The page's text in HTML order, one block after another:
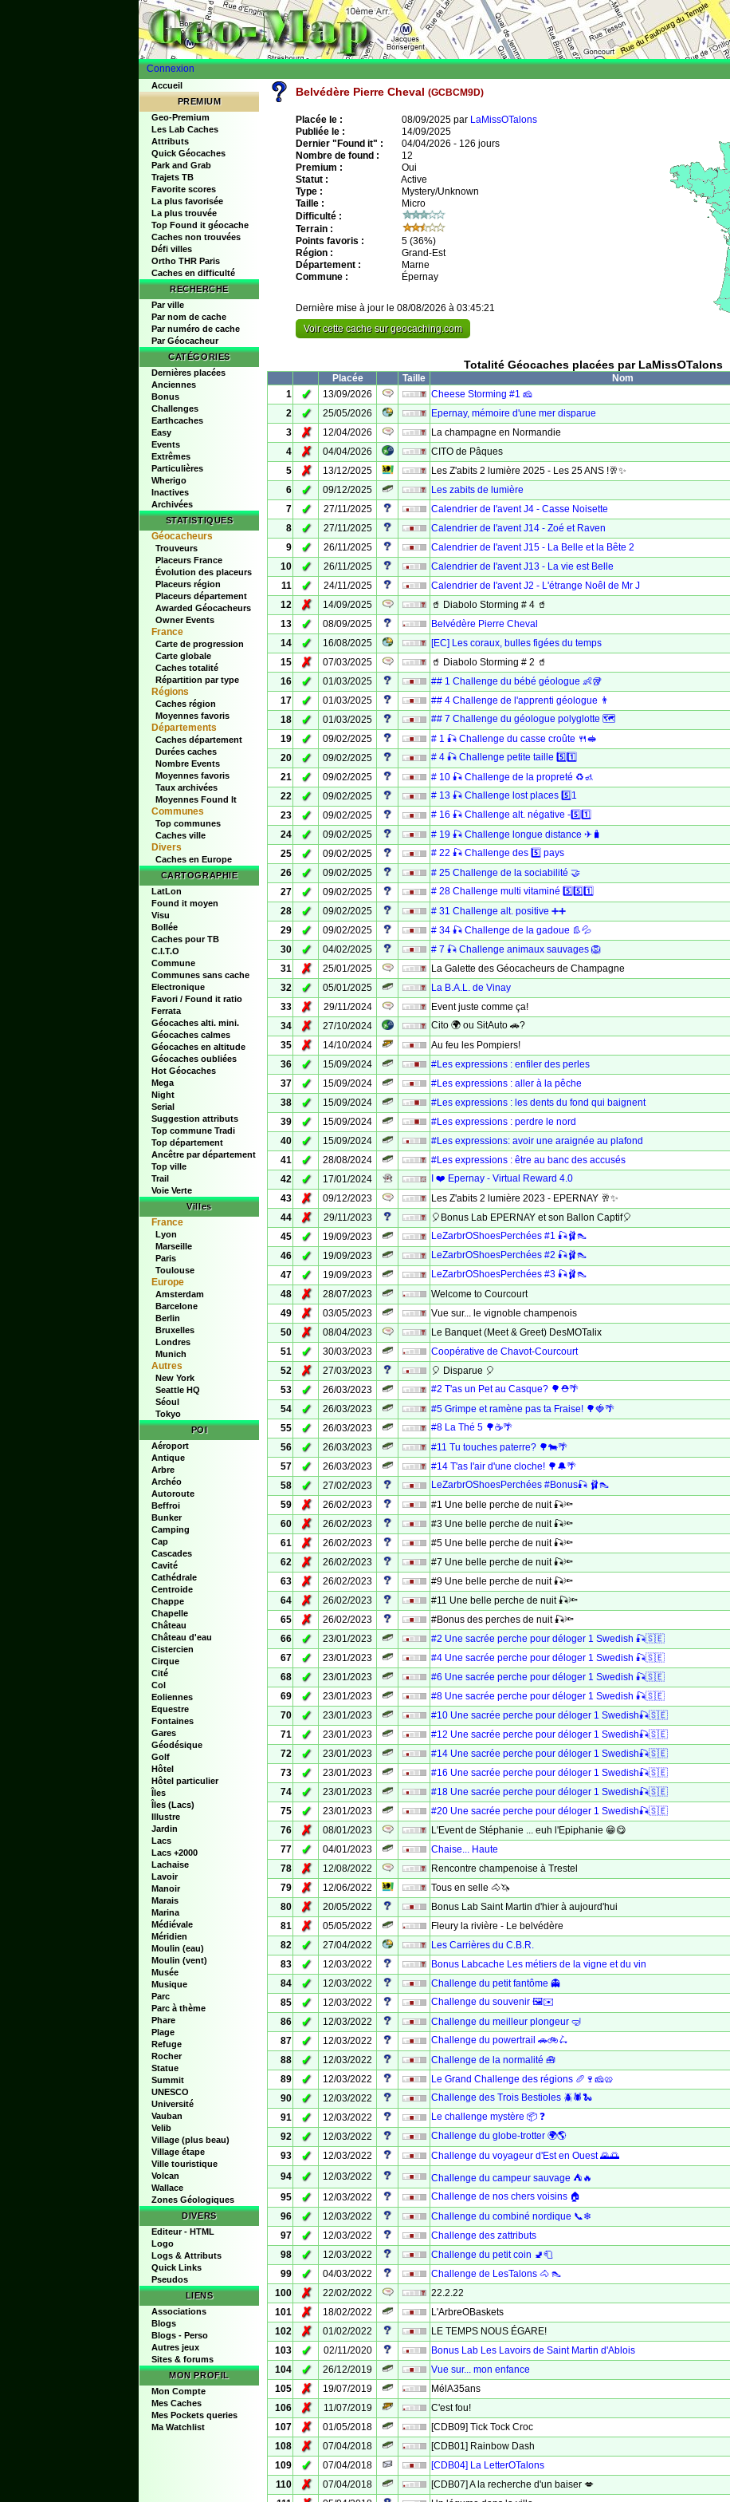
Connexion
Accueil
PREMIUM
Geo-Premium
Les Lab Caches
Attributs
Quick Géocaches
Park and Grab
Trajets TB
Favorite scores
La plus favorisée
La plus trouvée
Top Found it géocache
Caches non trouvées
Défi villes
Ortho THR Paris
Caches en difficulté
RECHERCHE
Par ville
Par nom de cache
Par numéro de cache
Par Géocacheur
CATÉGORIES
Dernières placées
Anciennes
Bonus
Challenges
Earthcaches
Easy
Events
Extrêmes
Particulières
Wherigo
Inactives
Archivées
STATISTIQUES
Géocacheurs
Trouveurs
Placeurs France
Évolution des placeurs
Placeurs région
Placeurs département
Awarded Géocacheurs
Owner Events
France
Carte de progression
Carte globale
Caches totalité
Répartition par type
Régions
Caches région
Moyennes favoris
Départements
Caches département
Durées caches
Nombre Events
Moyennes favoris
Taux archivées
Moyennes Found It
Communes
Top communes
Caches ville
Divers
Caches en Europe
CARTOGRAPHIE
LatLon
Found it moyen
Visu
Bollée
Caches pour TB
C.I.T.O
Commune
Communes sans cache
Electronique
Favori / Found it ratio
Ferrata
Géocaches alti. mini.
Géocaches calmes
Géocaches en altitude
Géocaches oubliées
Hot Géocaches
Mega
Night
Serial
Suggestion attributs
Top commune Tradi
Top département
Ancêtre par département
Top ville
Trail
Voie Verte
Villes
France
Lyon
Marseille
Paris
Toulouse
Europe
Amsterdam
Barcelone
Berlin
Bruxelles
Londres
Munich
Autres
New York
Seattle HQ
Séoul
Tokyo
POI
Aéroport
Antique
Arbre
Archéo
Autoroute
Beffroi
Bunker
Camping
Cap
Cascades
Cavité
Cathédrale
Centroide
Chappe
Chapelle
Château
Château d'eau
Cistercien
Cirque
Cité
Col
Eoliennes
Equestre
Fontaines
Gares
Géodésique
Golf
Hôtel
Hôtel particulier
Îles
Îles (Lacs)
Illustre
Jardin
Lacs
Lacs +2000
Lachaise
Lavoir
Manoir
Marais
Marina
Médiévale
Méridien
Moulin (eau)
Moulin (vent)
Musée
Musique
Parc
Parc à thème
Phare
Plage
Refuge
Rocher
Statue
Summit
UNESCO
Université
Vauban
Velib
Village (plus beau)
Village étape
Ville touristique
Volcan
Wallace
Zones Géologiques
DIVERS
Editeur - HTML
Logo
Logs & Attributs
Quick Links
Pseudos
LIENS
Associations
Blogs
Blogs - Perso
Autres jeux
Sites & forums
MON PROFIL
Mon Compte
Mes Caches
Mes Pockets queries
Ma Watchlist
Belvédère Pierre Cheval (GCBCM9D)
Placée le : 08/09/2025 par LaMissOTalons
Publiée le :
14/09/2025
Dernier "Found it" :
04/04/2026 - 126 jours
Nombre de found :
12
Premium :
Oui
Statut :
Active
Type :
Mystery/Unknown
Taille :
Micro
Difficulté :
Terrain :
Points favoris :
5 (36%)
Région :
Grand-Est
Département :
Marne
Commune :
Épernay
Dernière mise à jour le 08/08/2026 à 03:45:21
Voir cette cache sur geocaching.com
Totalité Géocaches placées par LaMissOTalons
Placée Taille Nom
1
✓ 13/09/2026
Cheese Storming #1 🧀
2
✓ 25/05/2026
Epernay, mémoire d'une mer disparue
3
✗ 12/04/2026
La champagne en Normandie
4
✗ 04/04/2026
CITO de Pâques
5
✗ 13/12/2025
Les Z'abits 2 lumière 2025 - Les 25 ANS !🥂✨
6
✓ 09/12/2025
Les zabits de lumière
7
✓ 27/11/2025
Calendrier de l'avent J4 - Casse Noisette
8
✓ 27/11/2025
Calendrier de l'avent J14 - Zoé et Raven
9
✓ 26/11/2025
Calendrier de l'avent J15 - La Belle et la Bête 2
10
✓ 26/11/2025
Calendrier de l'avent J13 - La vie est Belle
11
✓ 24/11/2025
Calendrier de l'avent J2 - L'étrange Noêl de Mr J
12
✗ 14/09/2025
🥤 Diabolo Storming # 4 🥤
13
✓ 08/09/2025
Belvédère Pierre Cheval
14
✓ 16/08/2025
[EC] Les coraux, bulles figées du temps
15
✗ 07/03/2025
🥤 Diabolo Storming # 2 🥤
16
✓ 01/03/2025
## 1 Challenge du bébé géologue 👶🥡
17
✓ 01/03/2025
## 4 Challenge de l'apprenti géologue 👨
18
✓ 01/03/2025
## 7 Challenge du géologue polyglotte 🗺
19
✓ 09/02/2025
# 1 🎣 Challenge du casse croûte 🍴🥪
20
✓ 09/02/2025
# 4 🎣 Challenge petite taille 5️⃣1️⃣
21
✓ 09/02/2025
# 10 🎣 Challenge de la propreté ♻🚮
22
✓ 09/02/2025
# 13 🎣 Challenge lost places 5️⃣1️
23
✓ 09/02/2025
# 16 🎣 Challenge alt. négative -5️⃣1️⃣
24
✓ 09/02/2025
# 19 🎣 Challenge longue distance ✈🧳
25
✓ 09/02/2025
# 22 🎣 Challenge des 5️⃣ pays
26
✓ 09/02/2025
# 25 Challenge de la sociabilité 🤝
27
✓ 09/02/2025
# 28 Challenge multi vitaminé 5️⃣5️⃣1️⃣
28
✓ 09/02/2025
# 31 Challenge alt. positive ➕➕
29
✓ 09/02/2025
# 34 🎣 Challenge de la gadoue 👢💦
30
✓ 04/02/2025
# 7 🎣 Challenge animaux sauvages 🦁
31
✗ 25/01/2025
La Galette des Géocacheurs de Champagne
32
✓ 05/01/2025
La B.A.L. de Vinay
33
✗ 29/11/2024
Event juste comme ça!
34
✗ 27/10/2024
Cito 🌍 ou SitAuto 🚗?
35
✗ 14/10/2024
Au feu les Pompiers!
36
✓ 15/09/2024
#Les expressions : enfiler des perles
37
✓ 15/09/2024
#Les expressions : aller à la pêche
38
✓ 15/09/2024
#Les expressions : les dents du fond qui baignent
39
✓ 15/09/2024
#Les expressions : perdre le nord
40
✓ 15/09/2024
#Les expressions: avoir une araignée au plafond
41
✓ 28/08/2024
#Les expressions : être au banc des accusés
42
✓ 17/01/2024
I ❤️ Epernay - Virtual Reward 4.0
43
✗ 09/12/2023
Les Z'abits 2 lumière 2023 - EPERNAY 🥂✨
44
✗ 29/11/2023
🎈Bonus Lab EPERNAY et son Ballon Captif🎈
45
✓ 19/09/2023
LeZarbrOShoesPerchées #1 🎣🩰👠
46
✓ 19/09/2023
LeZarbrOShoesPerchées #2 🎣🩰👠
47
✓ 19/09/2023
LeZarbrOShoesPerchées #3 🎣🩰👠
48
✗ 28/07/2023
Welcome to Courcourt
49
✗ 03/05/2023
Vue sur... le vignoble champenois
50
✗ 08/04/2023
Le Banquet (Meet & Greet) DesMOTalix
51
✓ 30/03/2023
Coopérative de Chavot-Courcourt
52
✗ 27/03/2023
🎈 Disparue 🎈
53
✓ 26/03/2023
#2 T'as un Pet au Casque? 🌳⛑🌴
54
✓ 26/03/2023
#5 Grimpe et ramène pas ta Fraise! 🌳🍓🌴
55
✓ 26/03/2023
#8 La Thé 5 🌳☕🌴
56
✓ 26/03/2023
#11 Tu touches paterre? 🌳🐄🌴
57
✓ 26/03/2023
#14 T'as l'air d'une cloche! 🌳🔔🌴
58
✓ 27/02/2023
LeZarbrOShoesPerchées #Bonus🎣 🩰👠
59
✗ 26/02/2023
#1 Une belle perche de nuit 🎣🔦
60
✗ 26/02/2023
#3 Une belle perche de nuit 🎣🔦
61
✗ 26/02/2023
#5 Une belle perche de nuit 🎣🔦
62
✗ 26/02/2023
#7 Une belle perche de nuit 🎣🔦
63
✗ 26/02/2023
#9 Une belle perche de nuit 🎣🔦
64
✗ 26/02/2023
#11 Une belle perche de nuit 🎣🔦
65
✗ 26/02/2023
#Bonus des perches de nuit 🎣🔦
66
✓ 23/01/2023
#2 Une sacrée perche pour déloger 1 Swedish 🎣🇸🇪
67
✓ 23/01/2023
#4 Une sacrée perche pour déloger 1 Swedish 🎣🇸🇪
68
✓ 23/01/2023
#6 Une sacrée perche pour déloger 1 Swedish 🎣🇸🇪
69
✓ 23/01/2023
#8 Une sacrée perche pour déloger 1 Swedish 🎣🇸🇪
70
✓ 23/01/2023
#10 Une sacrée perche pour déloger 1 Swedish🎣🇸🇪
71
✓ 23/01/2023
#12 Une sacrée perche pour déloger 1 Swedish🎣🇸🇪
72
✓ 23/01/2023
#14 Une sacrée perche pour déloger 1 Swedish🎣🇸🇪
73
✓ 23/01/2023
#16 Une sacrée perche pour déloger 1 Swedish🎣🇸🇪
74
✓ 23/01/2023
#18 Une sacrée perche pour déloger 1 Swedish🎣🇸🇪
75
✓ 23/01/2023
#20 Une sacrée perche pour déloger 1 Swedish🎣🇸🇪
76
✗ 08/01/2023
L'Event de Stéphanie ... euh l'Epiphanie 😁😋
77
✓ 04/01/2023
Chaise... Haute
78
✗ 12/08/2022
Rencontre champenoise à Trestel
79
✗ 12/06/2022
Tous en selle 🐴🦄
80
✗ 20/05/2022
Bonus Lab Saint Martin d'hier à aujourd'hui
81
✗ 05/05/2022
Fleury la rivière - Le belvédère
82
✓ 27/04/2022
Les Carrières du C.B.R.
83
✓ 12/03/2022
Bonus Labcache Les métiers de la vigne et du vin
84
✓ 12/03/2022
Challenge du petit fantôme 👻
85
✓ 12/03/2022
Challenge du souvenir 🖼✉
86
✓ 12/03/2022
Challenge du meilleur plongeur 🤿
87
✓ 12/03/2022
Challenge du powertrail 🚗🚲🛴
88
✓ 12/03/2022
Challenge de la normalité 🧰
89
✓ 12/03/2022
Le Grand Challenge des régions 🥖🍷🧀🥨
90
✓ 12/03/2022
Challenge des Trois Bestioles 🪲🕷️🐍
91
✓ 12/03/2022
Le challenge mystère 📦 ❓
92
✓ 12/03/2022
Challenge du globe-trotter 🌍🌎
93
✓ 12/03/2022
Challenge du voyageur d'Est en Ouest 🌄🌅
94
✓ 12/03/2022
Challenge du campeur sauvage ⛺🔥
95
✓ 12/03/2022
Challenge de nos chers voisins 🏠
96
✓ 12/03/2022
Challenge du combiné nordique 📞❄
97
✓ 12/03/2022
Challenge des zattributs
98
✓ 12/03/2022
Challenge du petit coin 🚽🧻
99
✓ 04/03/2022
Challenge de LesTalons 🐴 👠
100
✗ 22/02/2022
22.2.22
101
✗ 18/02/2022
L'ArbreOBaskets
102
✗ 01/02/2022
LE TEMPS NOUS ÉGARE!
103
✓ 02/11/2020
Bonus Lab Les Lavoirs de Saint Martin d'Ablois
104
✓ 26/12/2019
Vue sur... mon enfance
105
✗ 19/07/2019
MélA35ans
106
✗ 11/07/2019
C'est fou!
107
✗ 01/05/2018
[CDB09] Tick Tock Croc
108
✗ 07/04/2018
[CDB01] Rainbow Dash
109
✓ 07/04/2018
[CDB04] La LetterOTalons
110
✗ 07/04/2018
[CDB07] A la recherche d'un baiser 💋